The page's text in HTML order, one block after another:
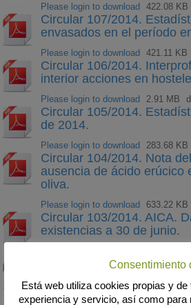
Please login to download 422.08 KB
Circular 107/2014.
envasados en el período
Please login to download 421.11 KB
Circular 106/2014.
interior acciones en
Please login to download 2.91 MB
Circular 105/2014.
de 2014.
Please login to download 283.68 KB
Circular 104/2014. Nota
ausencia de ácido erúcico
oliva.
Please login to download 633.22 KB
Circular 103/2014. AICA.
existencias a 30 de junio.
Circular 102/2014.
Please login to download 644.91 KB
Consentimiento
Está web utiliza cookies propias y
experiencia y servicio, así como